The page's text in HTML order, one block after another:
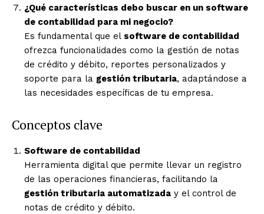
¿Qué características debo buscar en un software
de contabilidad para mi negocio?
Es fundamental que el software de contabilidad
ofrezca funcionalidades como la gestión de notas
de crédito y débito, reportes personalizados y
soporte para la gestión tributaria, adaptándose a
las necesidades específicas de tu empresa.
Conceptos clave
Software de contabilidad
Herramienta digital que permite llevar un registro
de las operaciones financieras, facilitando la
gestión tributaria automatizada y el control de
notas de crédito y débito.